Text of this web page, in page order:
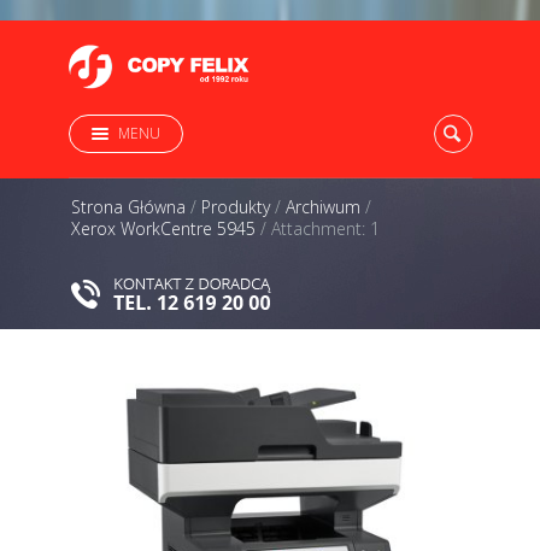
MENU
Strona Główna / Produkty/ Archiwum /
Xerox WorkCentre 5945 / Attachment: 1